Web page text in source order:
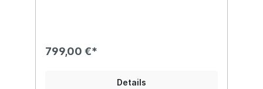
799,00 €*
Details